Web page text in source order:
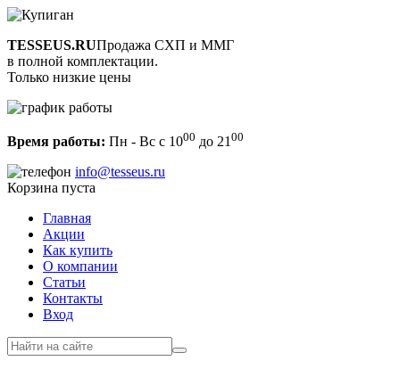
TESSEUS.RUПродажа СХП и ММГ
в полной комплектации.
Только низкие цены
Время работы: Пн - Вс с 1000 до 21 00
info@tesseus.ru
Корзина пуста
Главная
Акции
Как купить
О компании
Статьи
Контакты
Вход